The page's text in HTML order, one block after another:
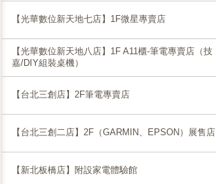
【光華數位新天地七店】1F微星專賣店
【光華數位新天地八店】1F A11櫃-筆電專賣店（技
嘉/DIY組裝桌機）
【台北三創店】2F筆電專賣店
【台北三創二店】2F（GARMIN、EPSON）展售店
【新北板橋店】附設家電體驗館